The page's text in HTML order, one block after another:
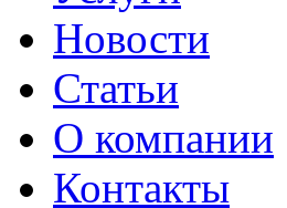
Новости
Статьи
О компании
Контакты